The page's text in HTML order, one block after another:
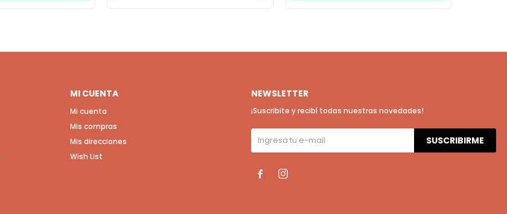
MI CUENTA
Mi cuenta
Mis compras
Mis direcciones
Wish List
NEWSLETTER
¡Suscribite y recibí todas nuestras novedades!
SUSCRIBIRME
 